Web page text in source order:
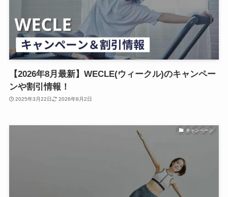
【2026年8月最新】WECLE(ウィークル)のキャンペー
ンや割引情報！
2025年3月22日 2026年8月2日
キャンペーン